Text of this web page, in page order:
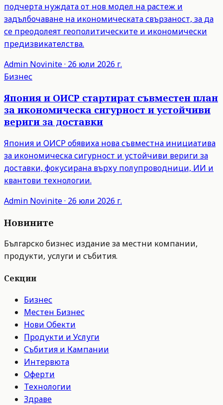
подчерта нуждата от нов модел на растеж и
задълбочаване на икономическата свързаност, за да
се преодолеят геополитическите и икономически
предизвикателства.
Admin Novinite· 26 юли 2026 г.
Бизнес
Япония и ОИСР стартират съвместен план
за икономическа сигурност и устойчиви
вериги за доставки
Япония и ОИСР обявиха нова съвместна инициатива
за икономическа сигурност и устойчиви вериги за
доставки, фокусирана върху полупроводници, ИИ и
квантови технологии.
Admin Novinite· 26 юли 2026 г.
Новините
Българско бизнес издание за местни компании,
продукти, услуги и събития.
Секции
Бизнес
Местен Бизнес
Нови Обекти
Продукти и Услуги
Събития и Кампании
Интервюта
Оферти
Технологии
Здраве